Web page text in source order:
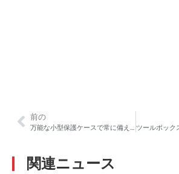
前の
関連ニュース